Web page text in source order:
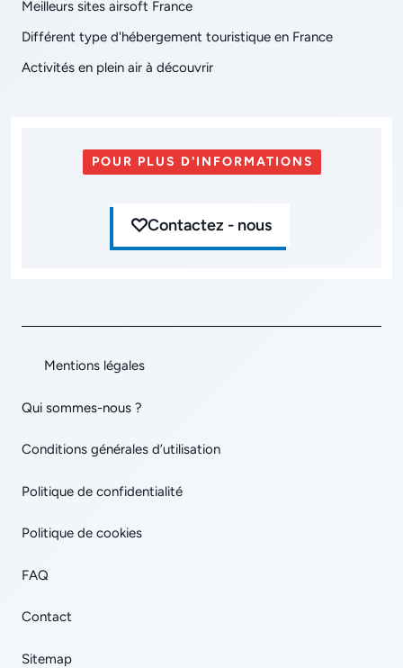
Meilleurs sites airsoft France
Différent type d'hébergement touristique en France
Activités en plein air à découvrir
POUR PLUS D'INFORMATIONS
Contactez - nous
Mentions légales
Qui sommes-nous ?
Conditions générales d’utilisation
Politique de confidentialité
Politique de cookies
FAQ
Contact
Sitemap